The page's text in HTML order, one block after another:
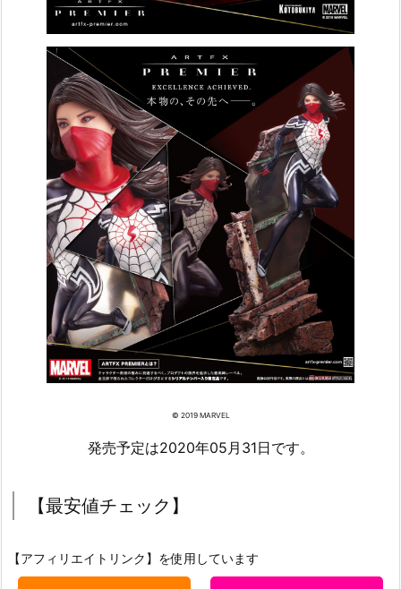
© 2019 MARVEL
発売予定は2020年05月31日です。
【最安値チェック】
【アフィリエイトリンク】を使用しています